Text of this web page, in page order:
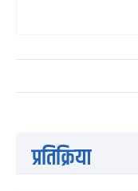
प्रतिक्रिया